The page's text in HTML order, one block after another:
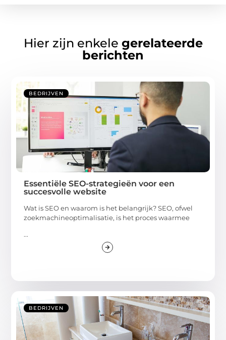
Hier zijn enkele gerelateerde
berichten
BEDRIJVEN
Essentiële SEO-strategieën voor een
succesvolle website
Wat is SEO en waarom is het belangrijk? SEO, ofwel
zoekmachineoptimalisatie, is het proces waarmee
...
BEDRIJVEN